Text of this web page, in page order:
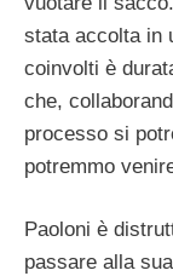
stata accolta in
coinvolti è
che,
processo si
potremmo
Paoloni è
passare alla